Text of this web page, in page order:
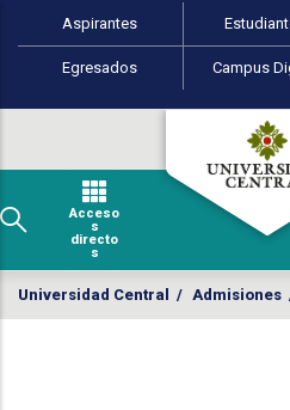
Pasar al contenido principal
Perfiles de usuario
Aspirantes
Egresados Campus
Acceso
s
directo
s
Universidad Central / Admisiones